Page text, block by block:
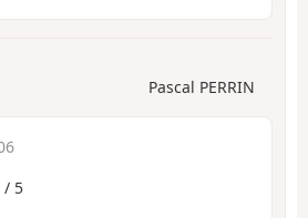
Pascal PERRIN
/ 5